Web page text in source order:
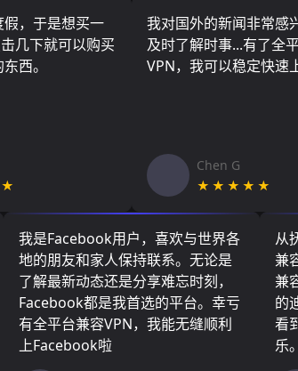
，于是想买一
几下就可以购买
西。
我对国外的新闻非常感
及时了解时事...有了全
VPN，我可以稳定快速
Chen G
★★★★★
我是Facebook用户，喜欢与世界各
地的朋友和家人保持联系。无论是
了解最新动态还是分享难忘时刻，
Facebook都是我首选的平台。幸亏
有全平台兼容VPN，我能无缝顺利
上Facebook啦
从
兼
兼
的
看
乐。